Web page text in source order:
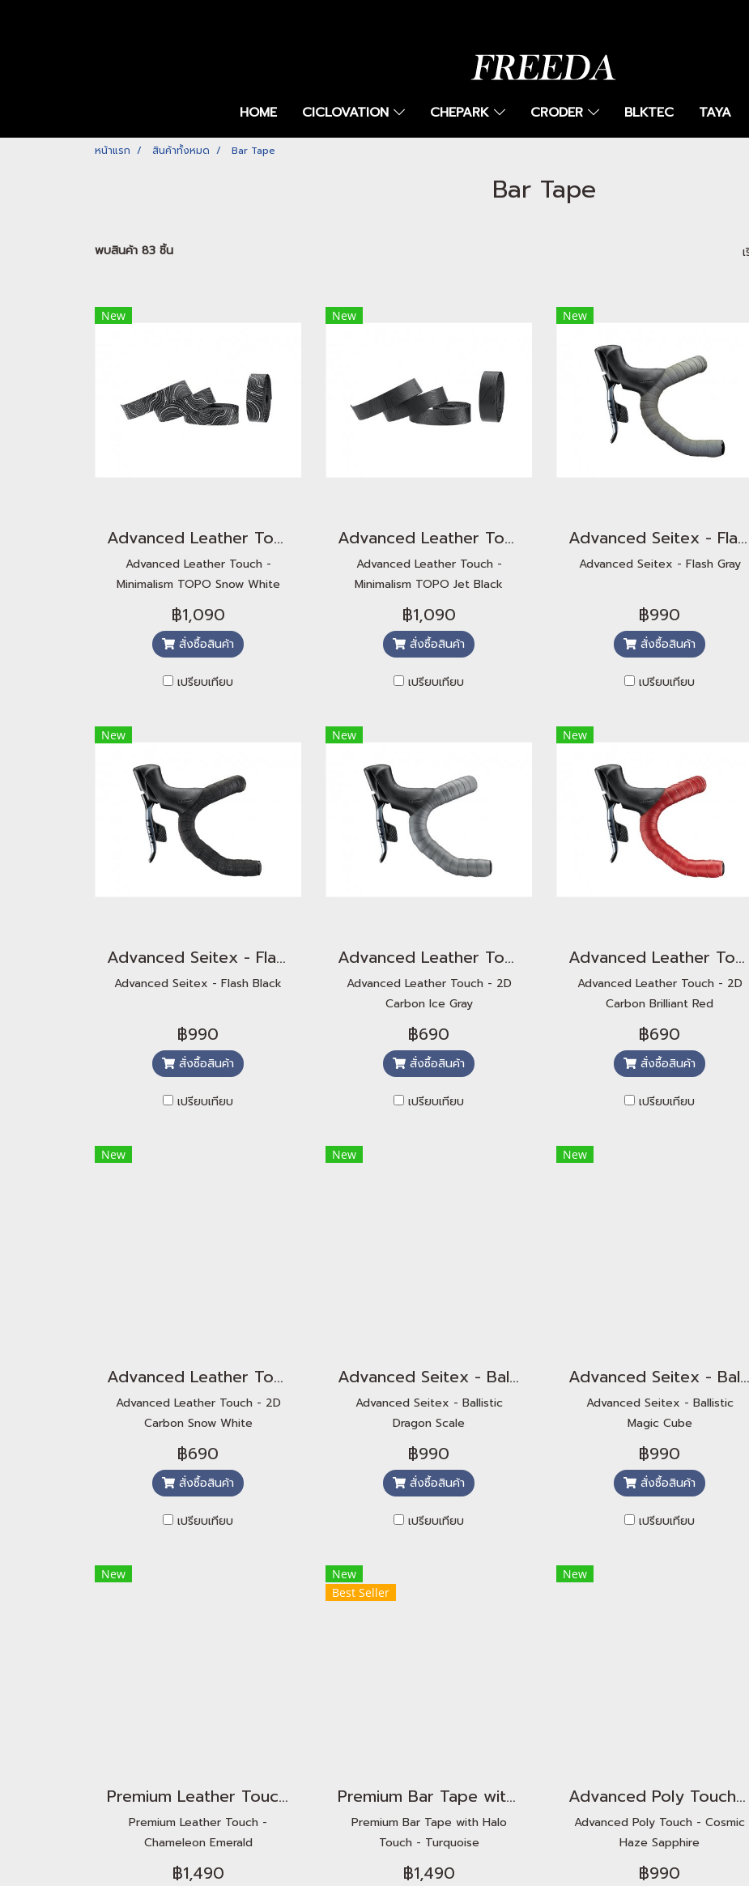
HOME CICLOVATION CHEPARK CRODER BLKTEC TAYA
หน้าแรก สินค้าทั้งหมด Bar Tape
Bar Tape
พบสินค้า 83 ชิ้น
New
Advanced Leather Touch - Minimalism TOPO Snow White
Advanced Leather Touch -
Minimalism TOPO Snow White
฿1,090
สั่งซื้อสินค้า
เปรียบเทียบ
New
Advanced Leather Touch - Minimalism TOPO Jet Black
Advanced Leather Touch -
Minimalism TOPO Jet Black
฿1,090
สั่งซื้อสินค้า
เปรียบเทียบ
New
Advanced Seitex - Flash Gray
Advanced Seitex - Flash Gray
฿990
สั่งซื้อสินค้า
เปรียบเทียบ
New
Advanced Seitex - Flash Black
Advanced Seitex - Flash Black
฿990
สั่งซื้อสินค้า
เปรียบเทียบ
New
Advanced Leather Touch - 2D Carbon Ice Gray
Advanced Leather Touch - 2D
Carbon Ice Gray
฿690
สั่งซื้อสินค้า
เปรียบเทียบ
New
Advanced Leather Touch - 2D Carbon Brilliant Red
Advanced Leather Touch - 2D
Carbon Brilliant Red
฿690
สั่งซื้อสินค้า
เปรียบเทียบ
New
Advanced Leather Touch - 2D Carbon Snow White
Advanced Leather Touch - 2D
Carbon Snow White
฿690
สั่งซื้อสินค้า
เปรียบเทียบ
New
Advanced Seitex - Ballistic Dragon Scale
Advanced Seitex - Ballistic
Dragon Scale
฿990
สั่งซื้อสินค้า
เปรียบเทียบ
New
Advanced Seitex - Ballistic Magic Cube
Advanced Seitex - Ballistic
Magic Cube
฿990
สั่งซื้อสินค้า
เปรียบเทียบ
New
Premium Leather Touch - Chameleon Emerald
Premium Leather Touch -
Chameleon Emerald
฿1,490
New
Best Seller
Premium Bar Tape with Halo Touch - Turquoise
Premium Bar Tape with Halo
Touch - Turquoise
฿1,490
New
Advanced Poly Touch - Cosmic Haze Sapphire
Advanced Poly Touch - Cosmic
Haze Sapphire
฿990